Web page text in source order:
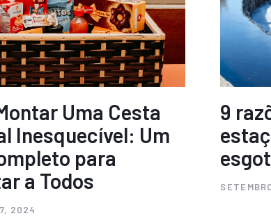
Uma Cesta
Inesquecível: Um
para
a Todos
2024
9